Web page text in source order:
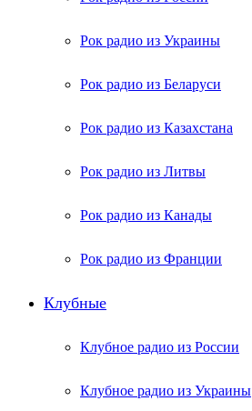
Рок радио из Украины
Рок радио из Беларуси
Рок радио из Казахстана
Рок радио из Литвы
Рок радио из Канады
Рок радио из Франции
Клубные
Клубное радио из России
Клубное радио из Украины